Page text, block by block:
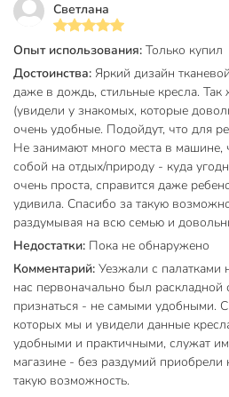
Данная модель рассчитана на
100 кг. Конструкция со
металлическим каркасом
жесткость и безопасность
соблюдении указанных весовых
Техническая информация
Высота, см
Ширина, см
Глубина, см
Максимальная нагрузка, кг
Высота сиденья, см
Страна производства
Материал каркаса
Подлокотники
Светлана
Опыт использования: Только купил
Достоинства: Яркий дизайн
даже в дождь, стильные кресла.
(увидели у знакомых, которые
очень удобные. Подойдут, что для
Не занимают много места в машине,
собой на отдых/природу - куда
очень проста, справится даже
удивила. Спасибо за такую
раздумывая на всю семью и
Недостатки: Пока не обнаружено
Комментарий: Уезжали с палатками
нас первоначально был раскладной
признаться - не самыми удобными.
которых мы и увидели данные
удобными и практичными, служат
магазине - без раздумий
такую возможность.